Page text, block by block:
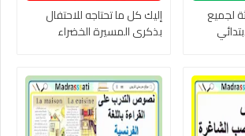
لجميع
إليك كل ما تحتاجه للاحتفال
بذكرى المسيرة الخضراء